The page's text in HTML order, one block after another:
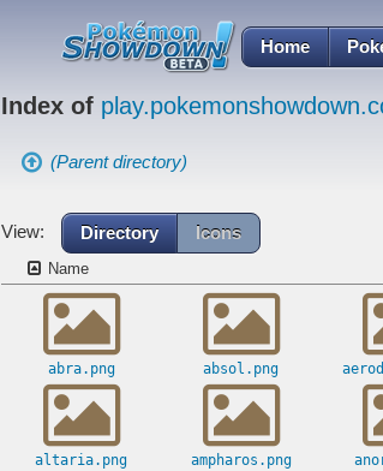
Home
Index of
(Parent directory)
View: Directory Icons
Name
abra.png absol.png
altaria.png ampharos.png